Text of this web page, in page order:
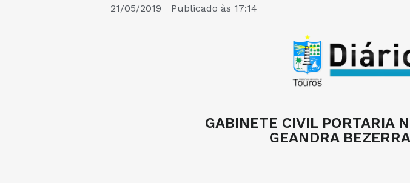
21/05/2019 Publicado às 17:14
GABINETE CIVIL PORTARIA
GEANDRA